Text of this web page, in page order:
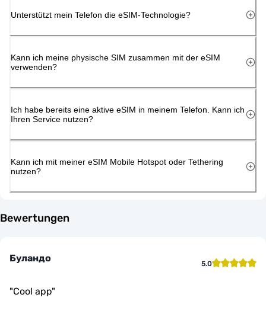
Unterstützt mein Telefon die eSIM-Technologie?
Kann ich meine physische SIM zusammen mit der eSIM
verwenden?
Ich habe bereits eine aktive eSIM in meinem Telefon. Kann ich
Ihren Service nutzen?
Kann ich mit meiner eSIM Mobile Hotspot oder Tethering
nutzen?
Bewertungen
Буландо 5.0
"Cool app"